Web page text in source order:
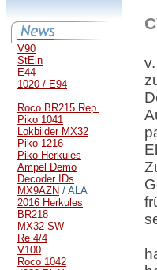
V90
StEin
E44
1020 / E94
Roco BR215 Rep.
Piko 1041
Lokbilder MX32
Piko 1216
Piko Herkules
Ampel Demo
Decoder IDs
MX9AZN / ALA
2016 Herkules
BR218
MX32 SW
Re 4/4
V100
Roco 1042